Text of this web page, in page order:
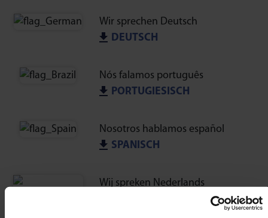
Wir sprechen Deutsch
DEUTSCH
Nós falamos português
PORTUGIESISCH
Nosotros hablamos español
SPANISCH
Wij spreken Nederlands